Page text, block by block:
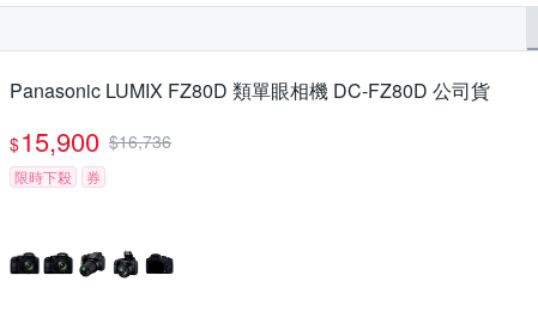
Panasonic LUMIX FZ80D 類單眼相機 DC-FZ80D 公司貨
$15,900 $16,736
限時下殺 券